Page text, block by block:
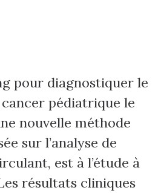
pour diagnostiquer le
pédiatrique le
nouvelle méthode
sur l’analyse de
est à l’étude à
résultats cliniques